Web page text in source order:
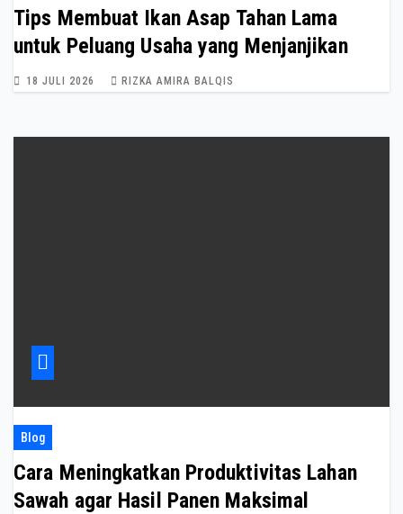
Tips Membuat Ikan Asap Tahan Lama
untuk Peluang Usaha yang Menjanjikan
18 JULI 2026 RIZKA AMIRA BALQIS
Blog
Cara Meningkatkan Produktivitas Lahan
Sawah agar Hasil Panen Maksimal